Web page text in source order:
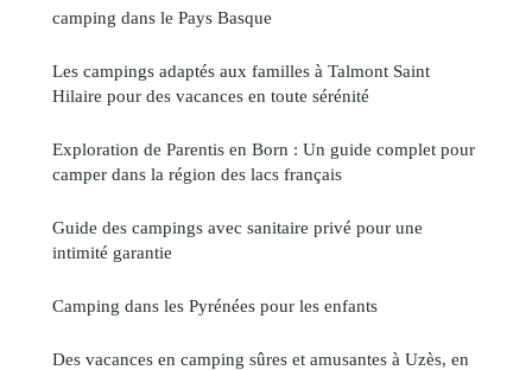
camping dans le Pays Basque
Les campings adaptés aux familles à Talmont Saint
Hilaire pour des vacances en toute sérénité
Exploration de Parentis en Born : Un guide complet pour
camper dans la région des lacs français
Guide des campings avec sanitaire privé pour une
intimité garantie
Camping dans les Pyrénées pour les enfants
Des vacances en camping sûres et amusantes à Uzès, en